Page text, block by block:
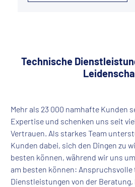
Technische
Mehr als 23 000 namhafte Kunden
Expertise und schenken uns seit
Vertrauen. Als starkes Team
Kunden dabei, sich den Dingen zu
besten können, während wir uns
am besten können:
Dienstleistungen von der